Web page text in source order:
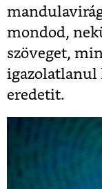
mondod,
szöveget,
igazolatlanul
eredetit.